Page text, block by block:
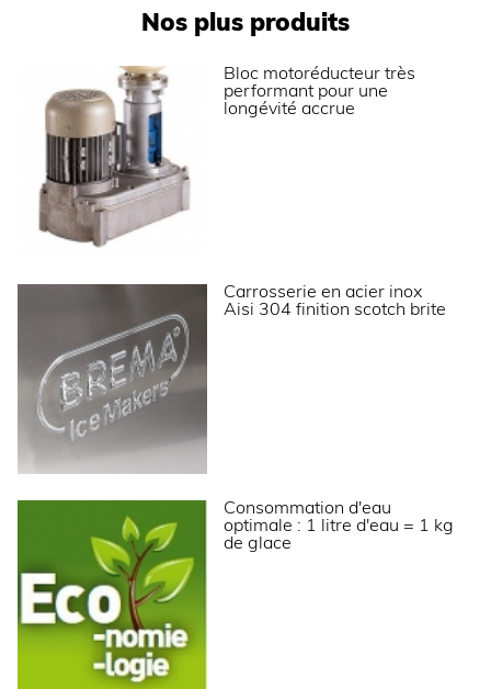
Classe climatique
INSTALLATION
Type d'installation
DIMENSIONS ET POIDS
Profondeur (mm)
Largeur (mm)
Poids net (kg)
Dimensions extérieures (LxPxH) (mm)
ALIMENTATION
Puissance électrique raccordée (W)
Tension (V) 230 V
Fréquence (Hz)
Température d’eau (°C)
Qualité de l'eau
Pression de l’eau (min./max.)
Nos plus produits
Bloc motoréducteur très
performant pour une
longévité accrue
Carrosserie en acier inox
Aisi 304 finition scotch brite
Consommation d'eau
optimale : 1 litre d'eau = 1 kg
de glace